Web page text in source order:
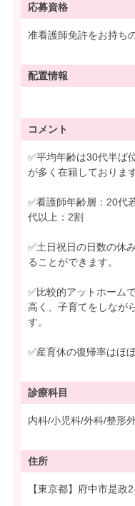
応募資格
准看護師免許をお持ち
配置情報
コメント
✅平均年齢は30代半ば
が多く在籍しております
✅看護師年齢層：20代
代以上：2割
✅土日祝日の日数の休
ることができます。
✅比較的アットホーム
高く、子育てをしなが
す。
✅産育休の復帰率はほ
診療科目
内科/小児科/外科/整形
住所
【東京都】府中市是政